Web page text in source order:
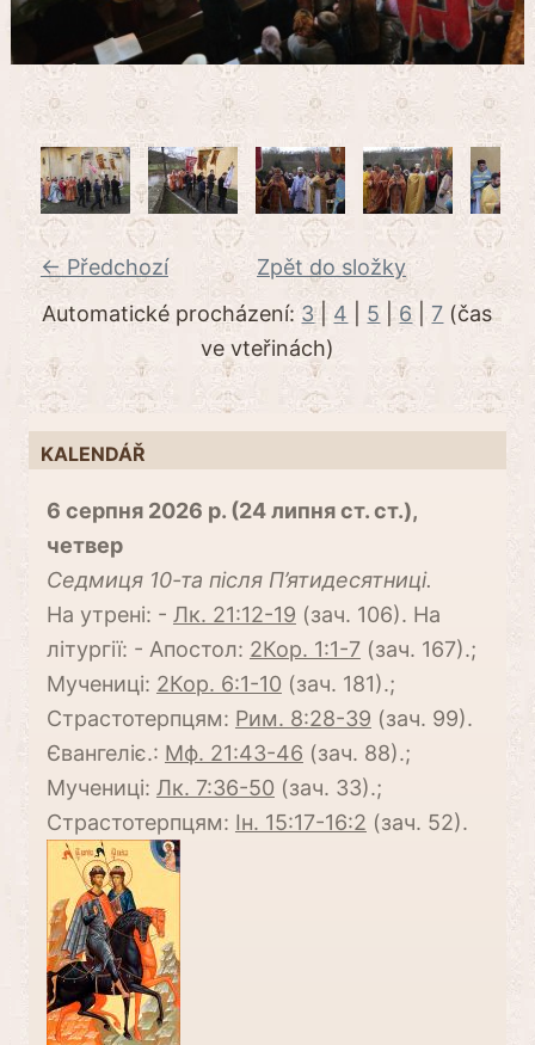
← Předchozí
Zpět do složky
Automatické procházení: 3| 4 5 |6 7 (čas
ve vteřinách)
KALENDÁŘ
6 серпня 2026 р. (24 липня ст. ст.),
четвер
Cедмиця 10-та після П’ятидесятниці.
На утрені: - Лк. 21:12-19 (зач. 106). На
літургії: - Апостол: 2Кор. 1:1-7(зач. 167).;
Мучениці: 2Кор. 6:1-10 (зач. 181).;
Страстотерпцям: Рим. 8:28-39 (зач. 99).
Євангеліє.: Мф. 21:43-46 (зач. 88).;
Мучениці: Лк. 7:36-50 (зач. 33).;
Страстотерпцям: Ін. 15:17-16:2 (зач. 52).